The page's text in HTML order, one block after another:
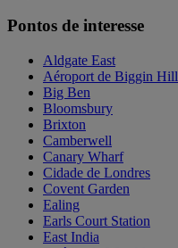
Pontos de interesse
Aldgate East
Aéroport de Biggin Hill
Big Ben
Bloomsbury
Brixton
Camberwell
Canary Wharf
Cidade de Londres
Covent Garden
Ealing
Earls Court Station
East India